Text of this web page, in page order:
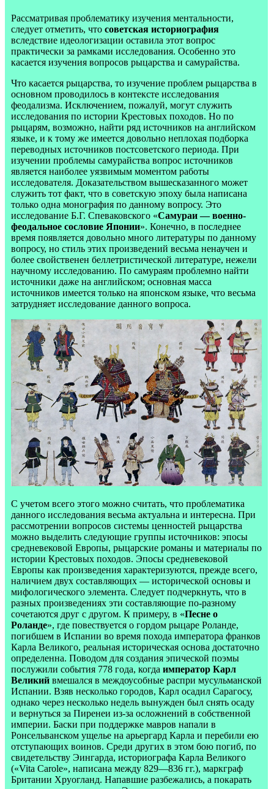
Рассматривая проблематику изучения ментальности,
следует отметить, что советская историография
вследствие идеологизации оставила этот вопрос
практически за рамками исследования. Особенно это
касается изучения вопросов рыцарства и самурайства.
Что касается рыцарства, то изучение проблем рыцарства в
основном проводилось в контексте исследования
феодализма. Исключением, пожалуй, могут служить
исследования по истории Крестовых походов. Но по
рыцарям, возможно, найти ряд источников на английском
языке, и к тому же имеется довольно неплохая подборка
переводных источников постсоветского периода. При
изучении проблемы самурайства вопрос источников
является наиболее уязвимым моментом работы
исследователя. Доказательством вышесказанного может
служить тот факт, что в советскую эпоху была написана
только одна монография по данному вопросу. Это
исследование Б.Г. Спеваковского «Самураи — военно-
феодальное сословие Японии». Конечно, в последнее
время появляется довольно много литературы по данному
вопросу, но стиль этих произведений весьма ненаучен и
более свойственен беллетристической литературе, нежели
научному исследованию. По самураям проблемно найти
источники даже на английском; основная масса
источников имеется только на японском языке, что весьма
затрудняет исследование данного вопроса.
С учетом всего этого можно считать, что проблематика
данного исследования весьма актуальна и интересна. При
рассмотрении вопросов системы ценностей рыцарства
можно выделить следующие группы источников: эпосы
средневековой Европы, рыцарские романы и материалы по
истории Крестовых походов. Эпосы средневековой
Европы как произведения характеризуются, прежде всего,
наличием двух составляющих — исторической основы и
мифологического элемента. Следует подчеркнуть, что в
разных произведениях эти составляющие по-разному
сочетаются друг с другом. К примеру, в «Песне о
Роланде», где повествуется о гордом рыцаре Роланде,
погибшем в Испании во время похода императора франков
Карла Великого, реальная историческая основа достаточно
определенна. Поводом для создания эпической поэмы
послужили события 778 года, когда император Карл
Великий вмешался в междоусобные распри мусульманской
Испании. Взяв несколько городов, Карл осадил Сарагосу,
однако через несколько недель вынужден был снять осаду
и вернуться за Пиренеи из-за осложнений в собственной
империи. Баски при поддержке мавров напали в
Ронсельванском ущелье на арьергард Карла и перебили ею
отступающих воинов. Среди других в этом бою погиб, по
свидетельству Эингарда, историографа Карла Великого
(«Vita Carole», написана между 829—836 гг.), маркграф
Британии Хруогланд. Напавшие разбежались, а покарать